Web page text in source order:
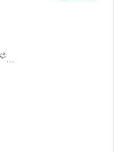
شکم سیری اگرچہ حلال اور پاکیزہ اشیاء ہی سے ہو لیکن شہوات کوقوت دیتی ہے جو کہ شیطان کا…